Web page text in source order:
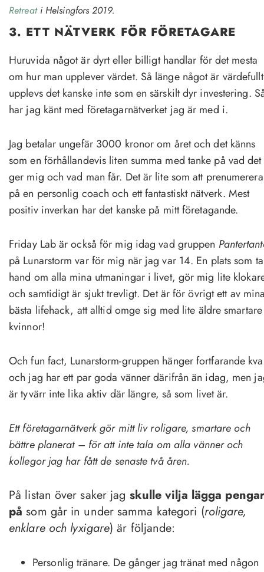
Retreati Helsingfors 2019.
3. ETT NÄTVERK FÖR FÖRETAGARE
Huruvida något är dyrt eller billigt handlar för det mesta
om hur man upplever värdet. Så länge något är
upplevs det kanske inte som en särskilt dyr investering.
har jag känt med företagarnätverket jag är med i.
Jag betalar ungefär 3000 kronor om året och det känns
som en förhållandevis liten summa med tanke på vad det
ger mig och vad man får. Det är lite som att prenumerera
på en personlig coach och ett fantastiskt nätverk. Mest
positiv inverkan har det kanske på mitt företagande.
Friday Lab är också för mig idag vad gruppen
på Lunarstorm var för mig när jag var 14. En plats som
hand om alla mina utmaningar i livet, gör mig lite
och samtidigt är sjukt trevligt. Det är för övrigt ett av
bästa lifehack, att alltid omge sig med lite äldre smartare
kvinnor!
Och fun fact, Lunarstorm-gruppen hänger fortfarande
och jag har ett par goda vänner därifrån än idag, men
är tyvärr inte lika aktiv där längre, så som livet är.
Ett företagarnätverk gör mitt liv roligare, smartare och
bättre planerat – för att inte tala om alla vänner och
kollegor jag har fått de senaste två åren.
På listan över saker jag skulle vilja lägga
på som går in under samma kategori (roligare,
enklare och lyxigare) är följande:
Personlig tränare. De gånger jag tränat med någon